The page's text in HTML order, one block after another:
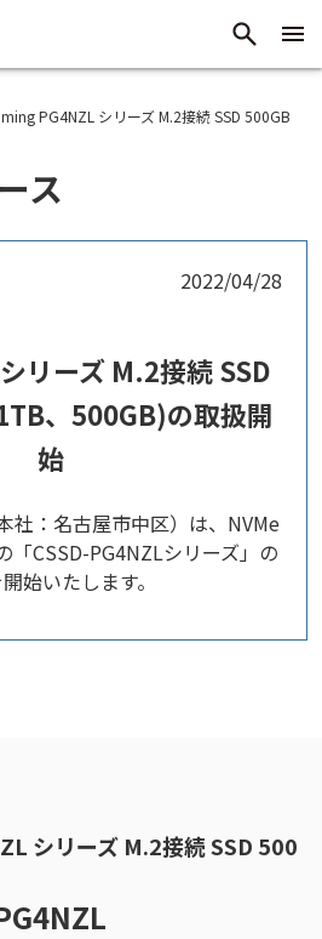
PG4NZL シリーズ M.2接続 SSD 500GB
ス
2022/04/28
リーズ M.2接続 SSD
、500GB)の取扱開
始
社：名古屋市中区）は、NVMe
「CSSD-PG4NZLシリーズ」の
始いたします。
シリーズ M.2接続 SSD 500